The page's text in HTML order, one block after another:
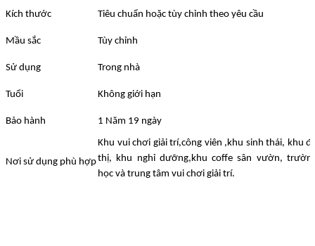
Kích thước Tiêu chuẩn hoặc tùy chỉnh theo yêu cầu
Mầu sắc Tùy chỉnh
Sử dụng Trong nhà
Tuổi Không giới hạn
Bảo hành 1 Năm 19 ngày
Nơi sử dụng phù hợp
Khu vui chơi giải trí,công viên ,khu sinh thái, khu
thị, khu nghỉ dưỡng,khu coffe sân vườn,
học và trung tâm vui chơi giải trí.